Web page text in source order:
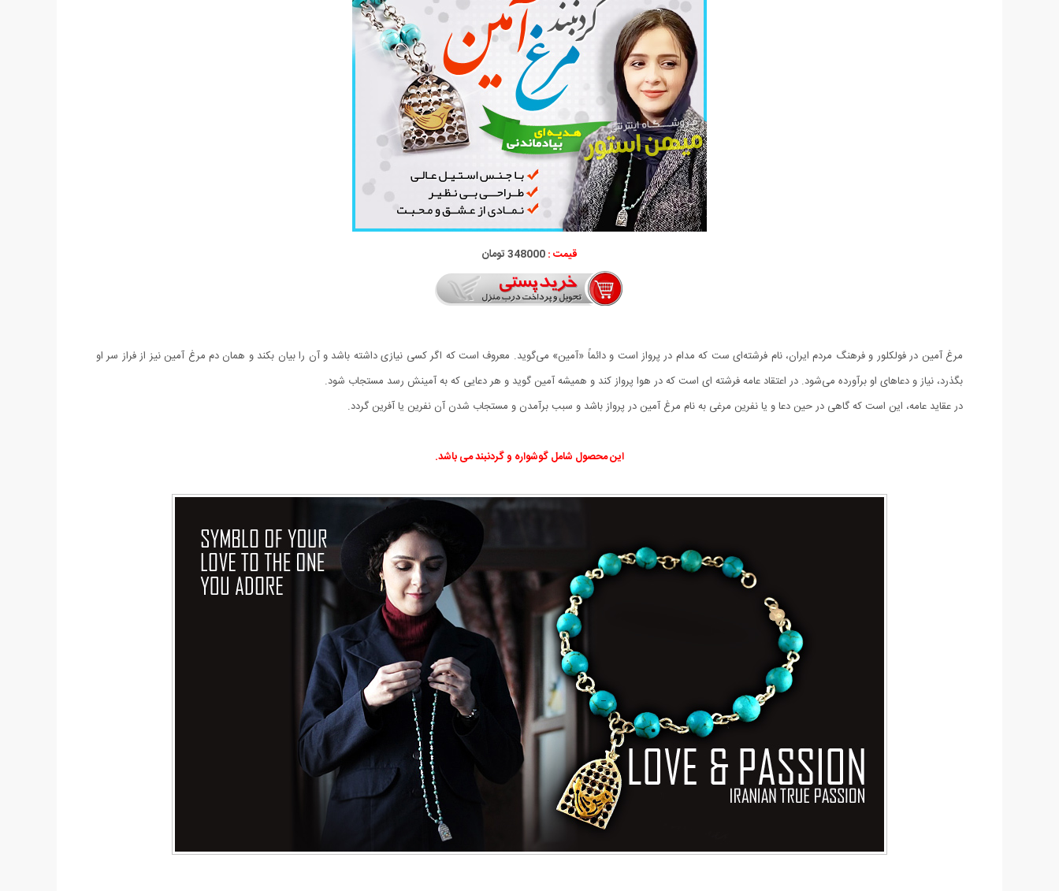
قیمت :348000 تومان
مرغ آمین در فولکلور و فرهنگ مردم ایران، نام فرشته‌ای‌ ست که مدام در پرواز است و دائماً «آمین» می‌گوید. معروف است که اگر کسی نیازی داشته باشد و آن را بیان بکند و همان دم مرغ آمین نیز از فراز سر او
بگذرد، نیاز و دعاهای او برآورده می‌شود. در اعتقاد عامه فرشته ای است که در هوا پرواز کند و همیشه آمین گوید و هر دعایی که به آمینش رسد مستجاب شود.
در عقاید عامه، این است که گاهی در حین دعا و یا نفرین مرغی به نام مرغ آمین در پرواز باشد و سبب برآمدن و مستجاب شدن آن نفرین یا آفرین گردد.
این محصول شامل گوشواره و گردنبند می باشد.